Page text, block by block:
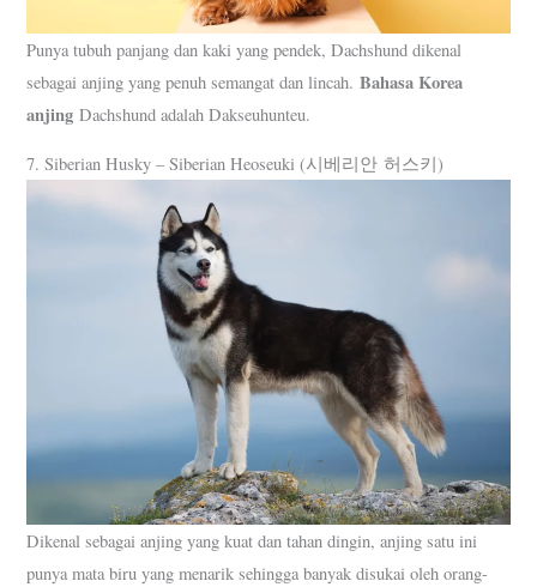
Punya tubuh panjang dan kaki yang pendek, Dachshund dikenal
sebagai anjing yang penuh semangat dan lincah.Bahasa Korea
anjing Dachshund adalah Dakseuhunteu.
7. Siberian Husky – Siberian Heoseuki (시베리안 허스키)
Dikenal sebagai anjing yang kuat dan tahan dingin, anjing satu ini
punya mata biru yang menarik sehingga banyak disukai oleh orang-